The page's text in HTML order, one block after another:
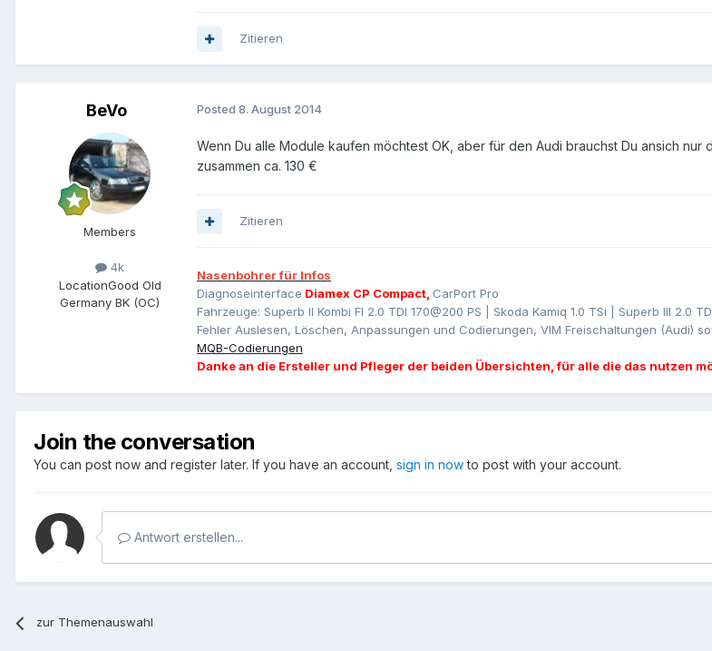
Zitieren
BeVo
Members
4k
LocationGood Old
Germany BK (OC)
Posted 8. August 2014
Wenn Du alle Module kaufen möchtest OK, aber für den Audi brauchst Du ansich
zusammen ca. 130 €
Zitieren
Nasenbohrer für Infos
Diagnoseinterface Diamex CP Compact, CarPort Pro
Fahrzeuge: Superb II Kombi Fl 2.0 TDI 170@200 PS | Skoda Kamiq 1.0 TSi | Superb III 2.0
Fehler Auslesen, Löschen, Anpassungen und Codierungen, VIM Freischaltungen (Audi)
MQB-Codierungen
Danke an die Ersteller und Pfleger der beiden Übersichten, für alle die das nutzen
Join the conversation
You can post now and register later. If you have an account, sign in nowto post with your account.
Antwort erstellen...
zur Themenauswahl